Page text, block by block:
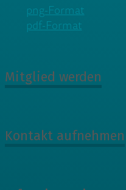
png-Format
pdf-Format
Mitglied werden
Kontakt aufnehmen